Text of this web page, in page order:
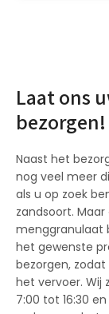
Laat ons
bezorgen!
Naast het
nog veel meer
als u op zoek
zandsoort.
menggranulaat
het gewenste
bezorgen,
het vervoer. Wij
7:00 tot 16:30